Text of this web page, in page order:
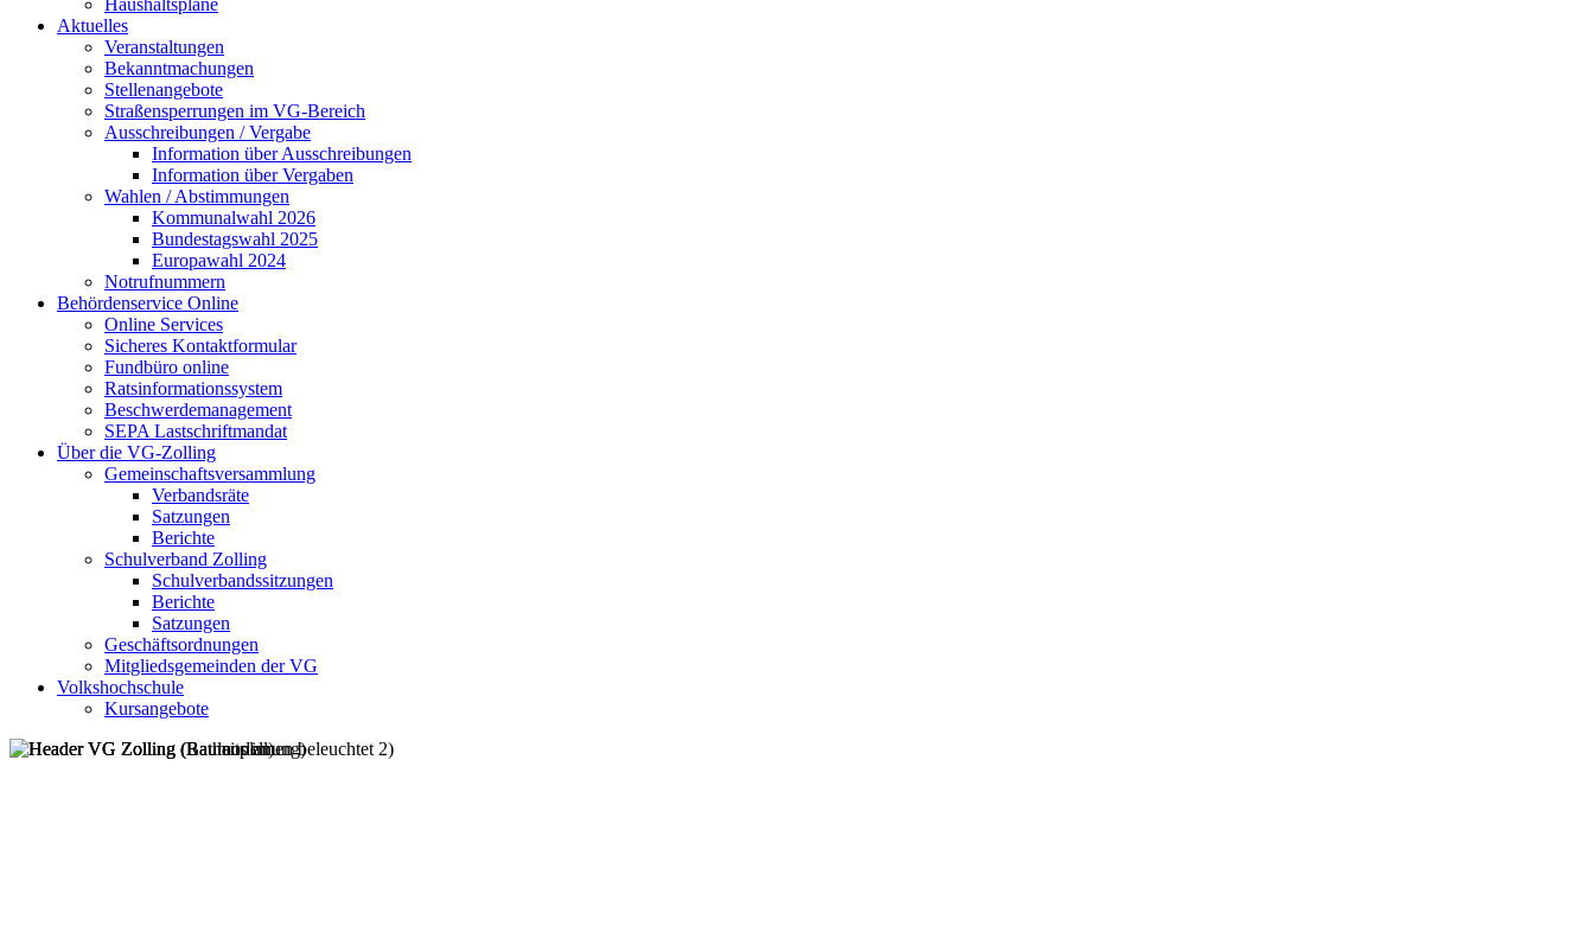
Haushaltspläne
Aktuelles
Veranstaltungen
Bekanntmachungen
Stellenangebote
Straßensperrungen im VG-Bereich
Ausschreibungen / Vergabe
Information über Ausschreibungen
Information über Vergaben
Wahlen / Abstimmungen
Kommunalwahl 2026
Bundestagswahl 2025
Europawahl 2024
Notrufnummern
Behördenservice Online
Online Services
Sicheres Kontaktformular
Fundbüro online
Ratsinformationssystem
Beschwerdemanagement
SEPA Lastschriftmandat
Über die VG-Zolling
Gemeinschaftsversammlung
Verbandsräte
Satzungen
Berichte
Schulverband Zolling
Schulverbandssitzungen
Berichte
Satzungen
Geschäftsordnungen
Mitgliedsgemeinden der VG
Volkshochschule
Kursangebote